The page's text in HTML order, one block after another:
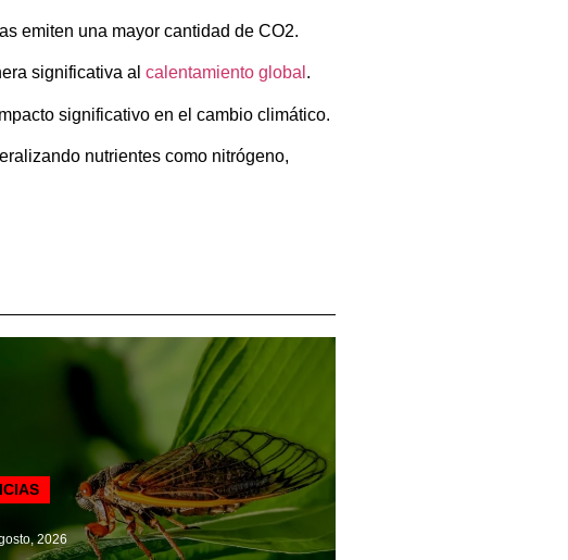
emiten una mayor cantidad de CO2.
significativa al calentamiento global .
significativo en el cambio climático.
nutrientes como nitrógeno,
2026